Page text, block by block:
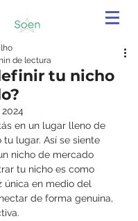
tu nicho
de lectura
2024
en un lugar lleno de
tu lugar. Así se siente
nicho de mercado
tu nicho es como
única en medio del
de forma genuina,